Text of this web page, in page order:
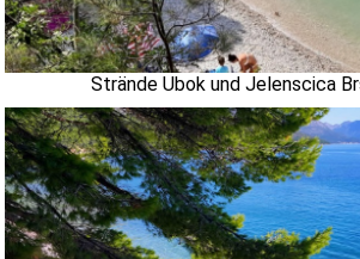
Strände Ubok und Jelenscica